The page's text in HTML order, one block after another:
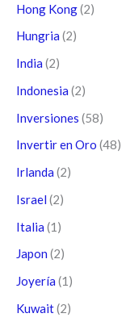
Hong Kong(2)
Hungria (2)
India (2)
Indonesia (2)
Inversiones (58)
Invertir en Oro (48)
Irlanda (2)
Israel (2)
Italia (1)
Japon (2)
Joyería (1)
Kuwait(2)